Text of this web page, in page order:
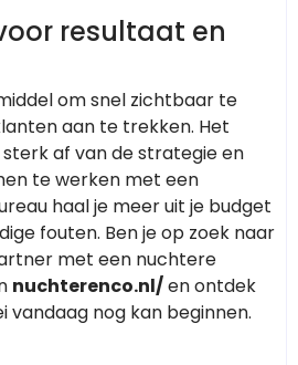
resultaat en
om snel zichtbaar te
aan te trekken. Het
af van de strategie en
te werken met een
haal je meer uit je budget
fouten. Ben je op zoek naar
met een nuchtere
nuchterenco.nl/en ontdek
vandaag nog kan beginnen.